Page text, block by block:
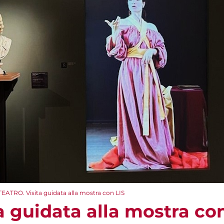
Visita guidata alla mostra con LIS
guidata alla mostra